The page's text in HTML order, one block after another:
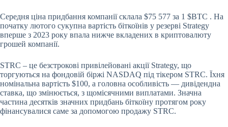
Середня ціна придбання компанії склала $75 577 за 1 $BTC . На
початку лютого сукупна вартість біткоїнів у резерві Strategy
вперше з 2023 року впала нижче вкладених в криптовалюту
грошей компанії.
STRC – це безстрокові привілейовані акції Strategy, що
торгуються на фондовій біржі NASDAQ під тікером STRC. Їхня
номінальна вартість $100, а головна особливість — дивідендна
ставка, що змінюється, з щомісячними виплатами. Значна
частина десятків значних придбань біткоїну протягом року
фінансувалися саме за допомогою продажу STRC.